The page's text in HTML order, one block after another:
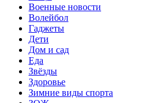
Военные новости
Волейбол
Гаджеты
Дети
Дом и сад
Еда
Звёзды
Здоровье
Зимние виды спорта